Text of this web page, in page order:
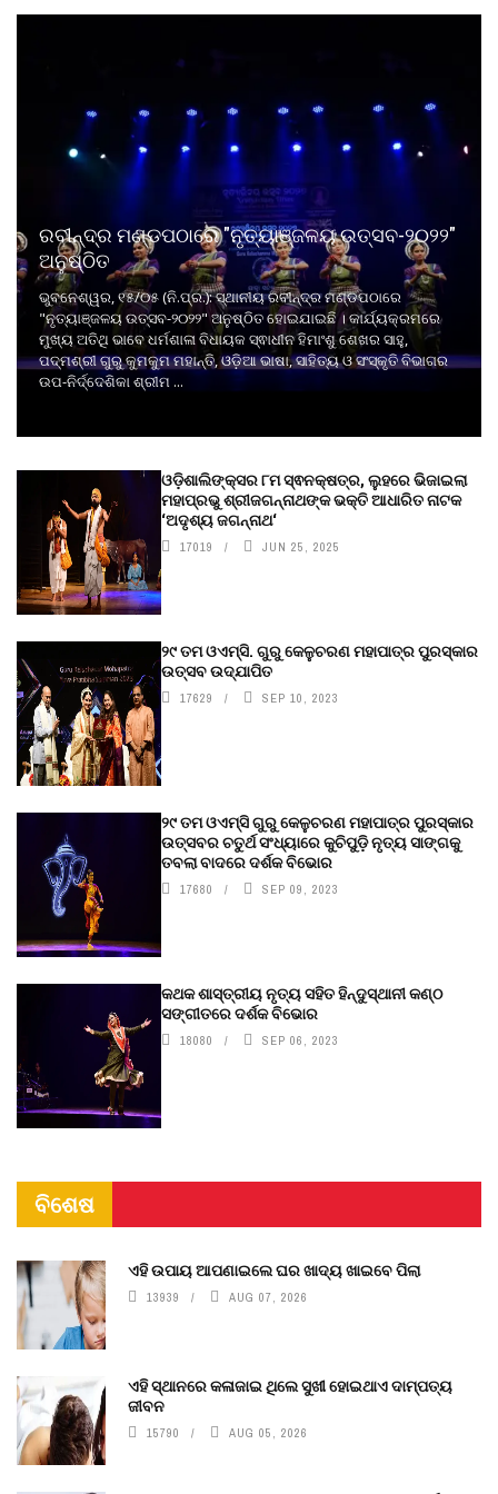
ରବୀନ୍ଦ୍ର ମଣ୍ଡପଠାରେ "ନୃତ୍ୟାଞ୍ଜଳୟ ଉତ୍ସବ-୨୦୨୨"
ଅନୁଷ୍ଠିତ
ଭୁବନେଶ୍ୱର, ୧୫/୦୫ (ନି.ପ୍ର.): ସ୍ଥାନୀୟ ରବୀନ୍ଦ୍ର ମଣ୍ଡପଠାରେ
"ନୃତ୍ୟାଞ୍ଜଳୟ ଉତ୍ସବ-୨୦୨୨" ଅନୁଷ୍ଠିତ ହୋଇଯାଇଛି । କାର୍ଯ୍ୟକ୍ରମରେ
ମୁଖ୍ୟ ଅତିଥି ଭାବେ ଧର୍ମଶାଳା ବିଧାୟକ ସ୍ଵାଧୀନ ହିମାଂଶୁ ଶେଖର ସାହୁ,
ପଦ୍ମଶ୍ରୀ ଗୁରୁ କୁମକୁମ ମହାନ୍ତି, ଓଡ଼ିଆ ଭାଷା, ସାହିତ୍ୟ ଓ ସଂସ୍କୃତି ବିଭାଗର
ଉପ-ନିର୍ଦ୍ଦେଶିକା ଶ୍ରୀମ ...
ଓଡ଼ିଶାଲିଙ୍କ୍ସର ୮ମ ସ୍ଵନକ୍ଷତ୍ର, ଲୁହରେ ଭିଜାଇଲା
ମହାପ୍ରଭୁ ଶ୍ରୀଜଗନ୍ନାଥଙ୍କ ଭକ୍ତି ଆଧାରିତ ନାଟକ
‘ଅଦୃଶ୍ୟ ଜଗନ୍ନାଥ‘
17019 JUN 25, 2025
୨୯ ତମ ଓଏମ୍‌ସି. ଗୁରୁ କେଳୁଚରଣ ମହାପାତ୍ର ପୁରସ୍କାର
ଉତ୍ସବ ଉଦ୍‍ଯାପିତ
17629 SEP 10, 2023
୨୯ ତମ ଓଏମ୍‌ସି ଗୁରୁ କେଳୁଚରଣ ମହାପାତ୍ର ପୁରସ୍କାର
ଉତ୍ସବର ଚତୁର୍ଥ ସଂଧ୍ୟାରେ କୁଚିପୁଡ଼ି ନୃତ୍ୟ ସାଙ୍ଗକୁ
ତବଲା ବାଦରେ ଦର୍ଶକ ବିଭୋର
17680 SEP 09, 2023
କଥକ ଶାସ୍ତ୍ରୀୟ ନୃତ୍ୟ ସହିତ ହିନ୍ଦୁସ୍ଥାନୀ କଣ୍ଠ
ସଙ୍ଗୀତରେ ଦର୍ଶକ ବିଭୋର
18080 SEP 06, 2023
ବିଶେଷ
ଏହି ଉପାୟ ଆପଣାଇଲେ ଘର ଖାଦ୍ୟ ଖାଇବେ ପିଲା
13939 AUG 07, 2026
ଏହି ସ୍ଥାନରେ କଳାଜାଇ ଥିଲେ ସୁଖୀ ହୋଇଥାଏ ଦାମ୍ପତ୍ୟ
ଜୀବନ
15790 AUG 05, 2026